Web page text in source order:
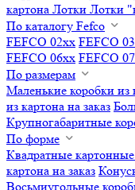
картона Лотки Лотки
По каталогу Fefco
FEFCO 02xx FEFCO
FEFCO 06xx FEFCO
По размерам
Маленькие коробки из
из картона на заказ
Крупногабаритные
По форме
Квадратные
картона на заказ
Восьмиугольные